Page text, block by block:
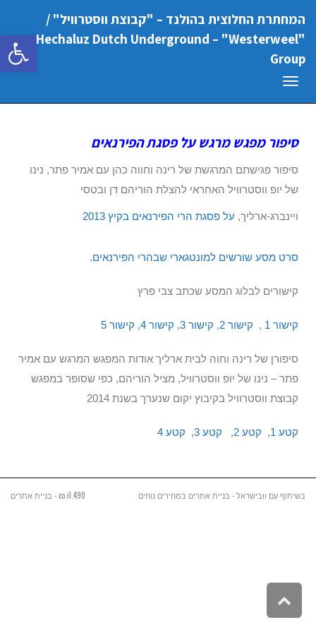
פתח
המחתרת החלוצית בהולנד – "קבוצת ווסטרוויל" /
"Hechaluz Dutch Underground – "Westerweel
Group
תפריט
סיפור מפגש מרגש על פסגת הפירנאים
סיפור פגישתם המרגשת של רינה וחווה כהן עם אמיר פתר, נינו
של יופ ווסטרוויל האחראי להצלת הוריהם דן ובטסי
ויינברג-ארליך, על פסגת הרי הפירנאים בקיץ 2013
סרט מסע שורשים למונטגארי שבהרי הפירנאים.
קישורים לבלוג המסע שכתב צבי פרץ
קישור 1 , קישור 2 , קישור 3 , קישור 4 , קישור 5
סיפורן של רינה וחוה לבית ארליך אודות המפגש המרגש עם אמיר
פתר – נינו של יופ ווסטרוויל, מציל הוריהם, כפי שסופר במפגש
קבוצת ווסטרוויל בקיבוץ יקום שנערך בשנת 2014
קטע 1 , קטע 2 , קטע 3 , קטע 4
בשיתוף עם וובישראל - בניית אתרים במחירים נוחים 490.co.il - בניית אתרים